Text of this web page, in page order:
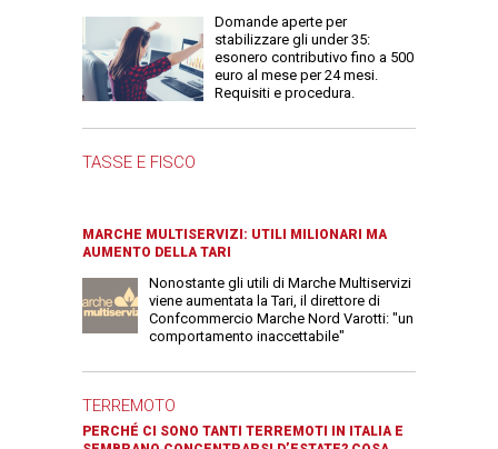
Domande aperte per
stabilizzare gli under 35:
esonero contributivo fino a 500
euro al mese per 24 mesi.
Requisiti e procedura.
TASSE E FISCO
MARCHE MULTISERVIZI: UTILI MILIONARI MA
AUMENTO DELLA TARI
Nonostante gli utili di Marche Multiservizi
viene aumentata la Tari, il direttore di
Confcommercio Marche Nord Varotti: "un
comportamento inaccettabile"
TERREMOTO
PERCHÉ CI SONO TANTI TERREMOTI IN ITALIA E